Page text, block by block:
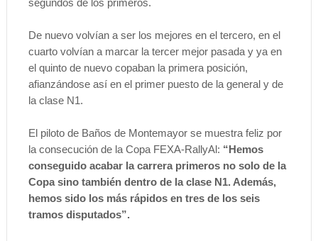
segundos de los primeros.
De nuevo volvían a ser los mejores en el tercero, en el
cuarto volvían a marcar la tercer mejor pasada y ya en
el quinto de nuevo copaban la primera posición,
afianzándose así en el primer puesto de la general y de
la clase N1.
El piloto de Baños de Montemayor se muestra feliz por
la consecución de la Copa FEXA-RallyAl: “Hemos
conseguido acabar la carrera primeros no solo de la
Copa sino también dentro de la clase N1. Además,
hemos sido los más rápidos en tres de los seis
tramos disputados”.